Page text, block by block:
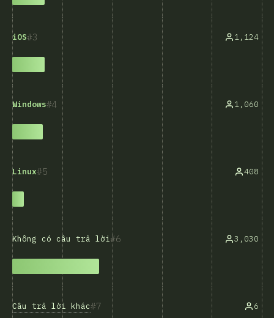
3
iOS 1,124
4
Windows 1,060
5
Linux 408
6
Không có câu trả lời 3,030
7
Câu trả lời khác 6